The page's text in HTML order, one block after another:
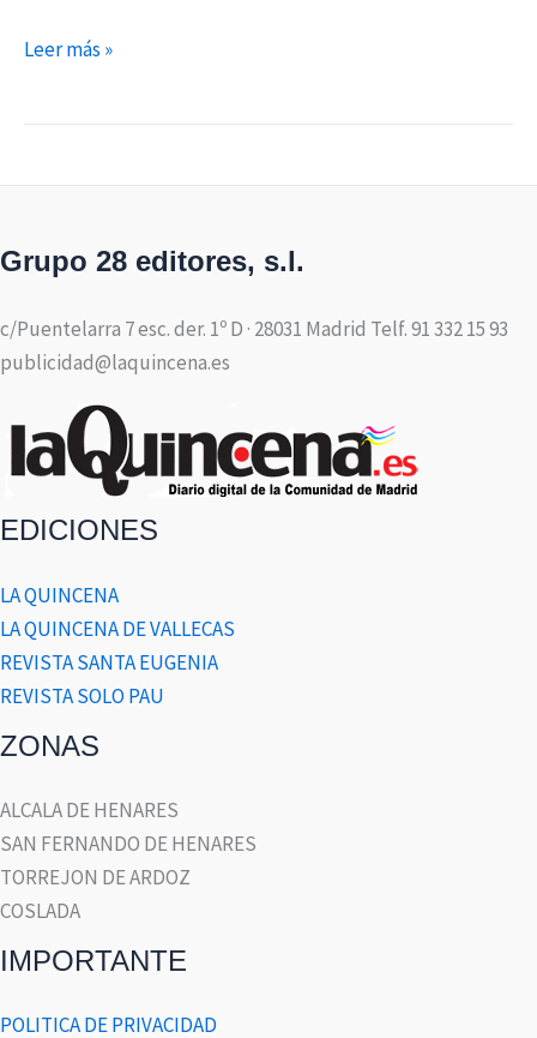
Leer más »
Grupo 28 editores, s.l.
c/Puentelarra 7 esc. der. 1º D · 28031 Madrid Telf. 91 332 15 93
publicidad@laquincena.es
EDICIONES
LA QUINCENA
LA QUINCENA DE VALLECAS
REVISTA SANTA EUGENIA
REVISTA SOLO PAU
ZONAS
ALCALA DE HENARES
SAN FERNANDO DE HENARES
TORREJON DE ARDOZ
COSLADA
IMPORTANTE
POLITICA DE PRIVACIDAD